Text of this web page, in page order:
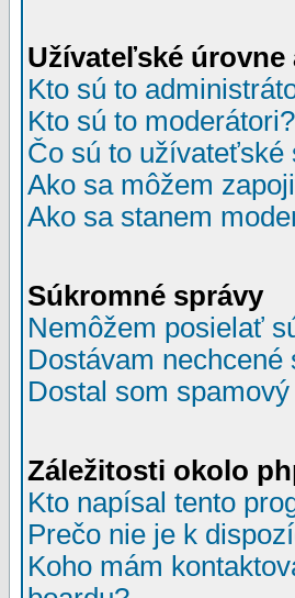
Užívateľské úrovne
Kto sú to
Kto sú to moderátori?
Čo sú to užívateťské
Ako sa môžem
Ako sa stanem
Súkromné správy
Nemôžem posielať
Dostávam
Dostal som
Záležitosti okolo
Kto napísal tento
Prečo nie je k
Koho mám